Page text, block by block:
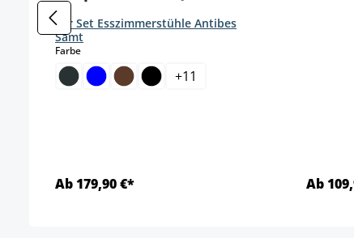
4er Set Esszimmerstühle Antibes
Samt
Farbeauswählen
+11
Ab 179,90 €* Ab